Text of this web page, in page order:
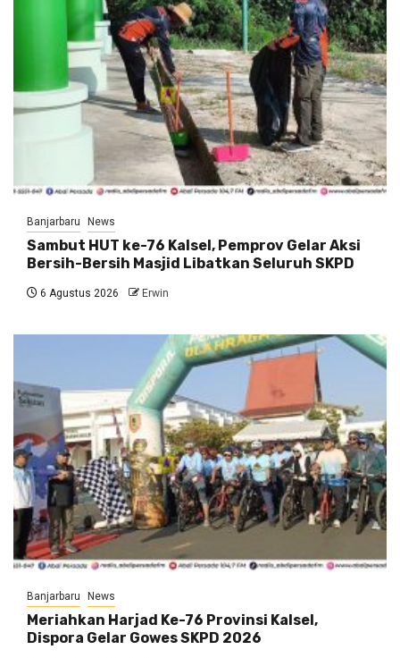
Banjarbaru News
Sambut HUT ke-76 Kalsel, Pemprov Gelar Aksi
Bersih-Bersih Masjid Libatkan Seluruh SKPD
6 Agustus 2026 Erwin
Banjarbaru News
Meriahkan Harjad Ke-76 Provinsi Kalsel,
Dispora Gelar Gowes SKPD 2026